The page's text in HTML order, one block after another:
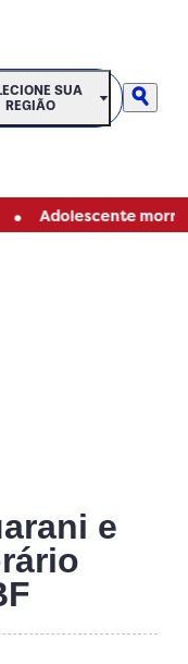
SUA REGIÃO
SUA
REGIÃO
Adolescente morre
e